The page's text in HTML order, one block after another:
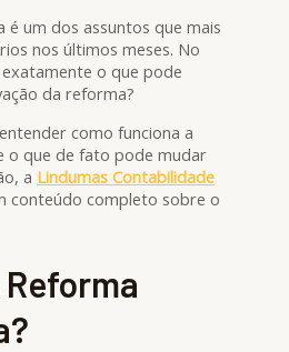
um dos assuntos que mais
nos últimos meses. No
o que pode
da reforma?
como funciona a
o que de fato pode mudar
a Lindumas Contabilidade
conteúdo completo sobre o
Reforma